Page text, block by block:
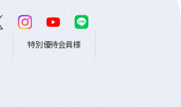
特別優待会員様